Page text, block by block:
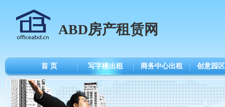
ABD房产租赁网
首 页 写字楼出租 商务中心出租 创意园